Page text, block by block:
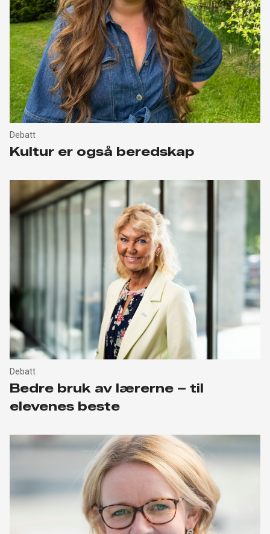
Debatt
Kultur er også beredskap
Debatt
Bedre bruk av lærerne – til
elevenes beste